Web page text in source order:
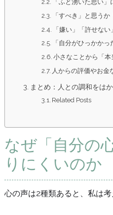
「ふと湧いた思い
「すべき」と思う
「嫌い」「許せな
「自分がひっかか
小さなことから「本
人からの評価やお金
まとめ：人との調和をは
Related Posts
なぜ「自分の
りにくいのか
心の声は2種類あると、私は考